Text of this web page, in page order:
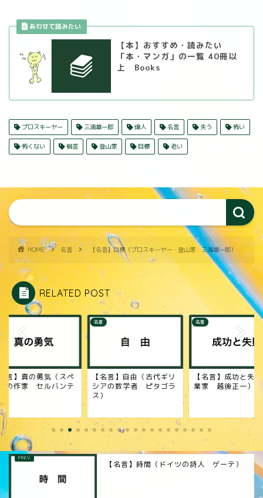
【本】おすすめ・読みたい
「本・マンガ」の一覧 40冊以
上 Books
プロスキーヤー 三浦雄一郎 偉人 名言 失う 怖い
怖くない 格言 登山家 目標 老い
HOME 名言 【名言】目標（プロスキーヤー・登山家 三浦雄一郎）
RELATED POST
言】真の勇気（スペ
の作家 セルバンテ
名言
【名言】自由（古代ギリ
シアの数学者 ピタゴラ
ス）
名言
【名言】成功と失敗
業家 越後正一）
【名言】時間（ドイツの詩人 ゲーテ）